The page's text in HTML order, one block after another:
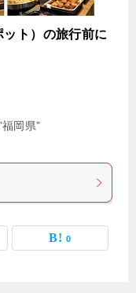
ット）の旅行前に
岡県”
0